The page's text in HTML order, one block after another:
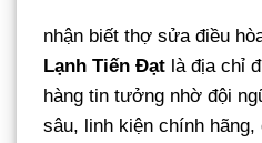
nhận biết thợ sửa điều
Lạnh Tiến Đạt là địa chỉ
hàng tin tưởng nhờ đội
sâu, linh kiện chính